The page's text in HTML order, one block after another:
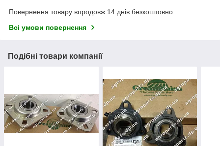
Повернення товару впродовж 14 днів безкоштовно
Всі умови повернення
Подібні товари компанії